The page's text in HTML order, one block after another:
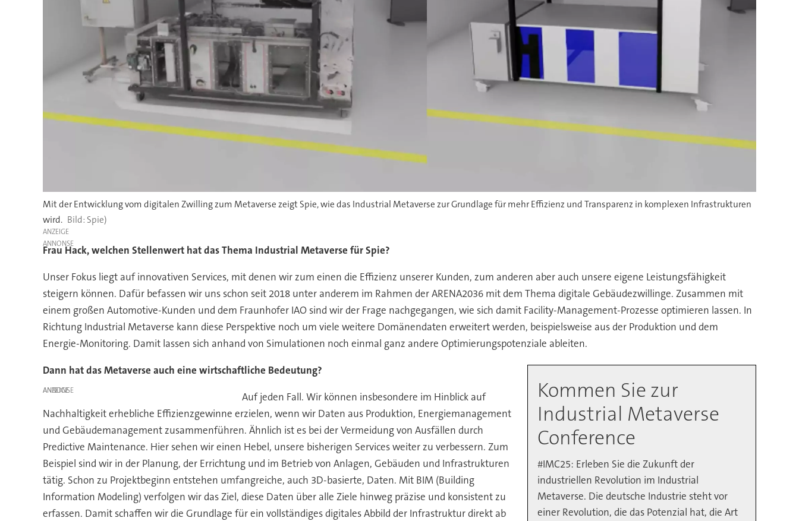
Mit der Entwicklung vom digitalen Zwilling zum Metaverse zeigt Spie, wie das Industrial Metaverse zur Grundlage für mehr Effizienz und Transparenz in komplexen Infrastrukturen
wird.
Spie)
ANZEIGE
Frau Hack, welchen Stellenwert hat das Thema Industrial Metaverse für Spie?
Unser Fokus liegt auf innovativen Services, mit denen wir zum einen die Effizienz unserer Kunden, zum anderen aber auch unsere eigene Leistungsfähigkeit
steigern können. Dafür befassen wir uns schon seit 2018 unter anderem im Rahmen der ARENA2036 mit dem Thema digitale Gebäudezwillinge. Zusammen mit
einem großen Automotive-Kunden und dem Fraunhofer IAO sind wir der Frage nachgegangen, wie sich damit Facility-Management-Prozesse optimieren lassen. In
Richtung Industrial Metaverse kann diese Perspektive noch um viele weitere Domänendaten erweitert werden, beispielsweise aus der Produktion und dem
Energie-Monitoring. Damit lassen sich anhand von Simulationen noch einmal ganz andere Optimierungspotenziale ableiten.
Kommen Sie zur
Industrial Metaverse
Conference
#IMC25: Erleben Sie die Zukunft der
industriellen Revolution im Industrial
Metaverse. Die deutsche Industrie steht vor
einer Revolution, die das Potenzial hat, die Art
Dann hat das Metaverse auch eine wirtschaftliche Bedeutung?
ANZEIGE
Auf jeden Fall. Wir können insbesondere im Hinblick auf
Nachhaltigkeit erhebliche Effizienzgewinne erzielen, wenn wir Daten aus Produktion, Energiemanagement
und Gebäudemanagement zusammenführen. Ähnlich ist es bei der Vermeidung von Ausfällen durch
Predictive Maintenance. Hier sehen wir einen Hebel, unsere bisherigen Services weiter zu verbessern. Zum
Beispiel sind wir in der Planung, der Errichtung und im Betrieb von Anlagen, Gebäuden und Infrastrukturen
tätig. Schon zu Projektbeginn entstehen umfangreiche, auch 3D-basierte, Daten. Mit BIM (Building
Information Modeling) verfolgen wir das Ziel, diese Daten über alle Ziele hinweg präzise und konsistent zu
erfassen. Damit schaffen wir die Grundlage für ein vollständiges digitales Abbild der Infrastruktur direkt ab